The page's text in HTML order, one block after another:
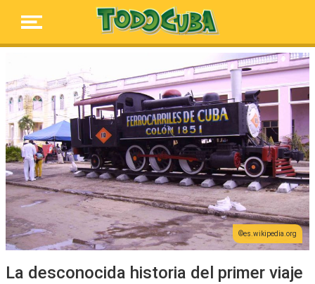
es.wikipedia.org
La desconocida historia del primer viaje